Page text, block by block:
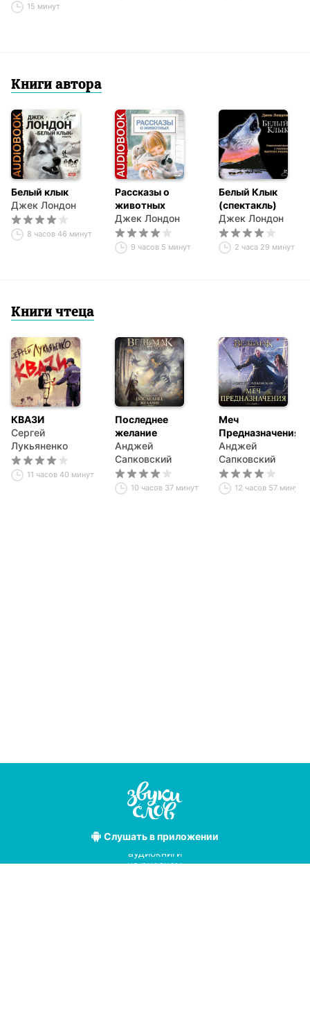
15 минут
Книги автора
Белый клык
Джек Лондон
8 часов 46 минут
Рассказы о
животных
Джек Лондон
9 часов 5 минут
Белый Клык
(спектакль)
Джек Лондон
2 часа 29 минут
Книги чтеца
КВАЗИ
Сергей
Лукьяненко
11 часов 40 минут
Последнее
желание
Анджей
Сапковский
10 часов 37 минут
Меч
Предназначения
Анджей
Сапковский
12 часов 57 минут
Слушатьв приложении
Лучшие
аудиокниги
на русском